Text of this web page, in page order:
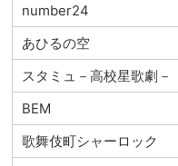
number24
あひるの空
スタミュ－高校星歌劇－
BEM
歌舞伎町シャーロック